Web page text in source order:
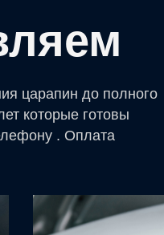
царапин до полного
которые готовы
. Оплата